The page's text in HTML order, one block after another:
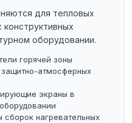
для тепловых
конструктивных
оборудовании.
горячей зоны
атмосферных
экраны в
нагревательных